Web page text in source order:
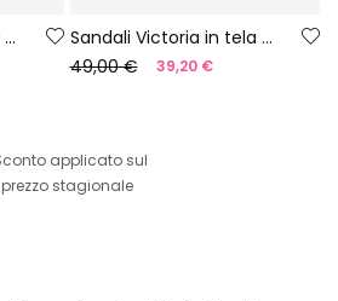
Sandali Victoria in tela gialla
Sandali Victoria in tela blu
49,00 €
39,20 €
applicato sul
prezzo stagionale